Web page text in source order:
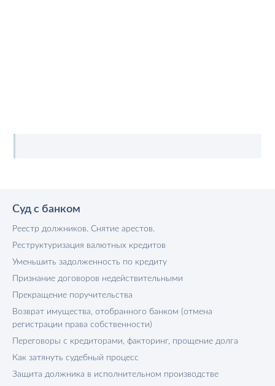
Суд с банком
Реестр должников. Снятие арестов.
Реструктуризация валютных кредитов
Уменьшить задолженность по кредиту
Признание договоров недействительными
Прекращение поручительства
Возврат имущества, отобранного банком (отмена
регистрации права собственности)
Переговоры с кредиторами, факторинг, прощение долга
Как затянуть судебный процесс
Защита должника в исполнительном производстве